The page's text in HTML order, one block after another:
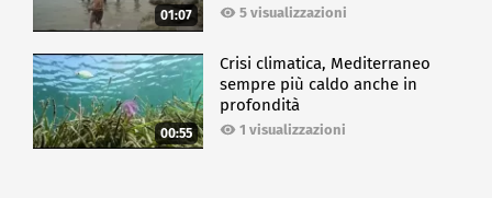
01:07 5 visualizzazioni
00:55
Crisi climatica, Mediterraneo
sempre più caldo anche in
profondità
1 visualizzazioni